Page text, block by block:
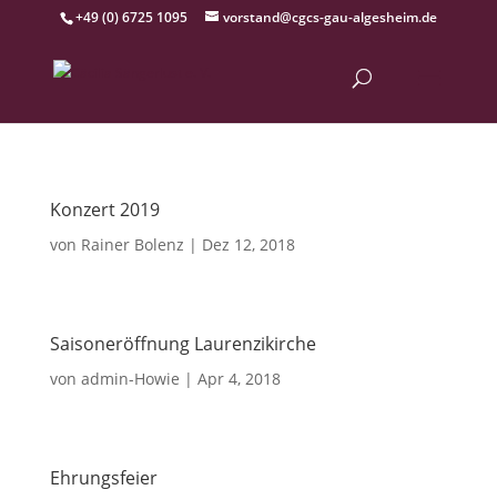
+49 (0) 6725 1095 vorstand@cgcs-gau-algesheim.de
Konzert 2019
von Rainer Bolenz | Dez 12, 2018
Saisoneröffnung Laurenzikirche
von admin-Howie | Apr 4, 2018
Ehrungsfeier